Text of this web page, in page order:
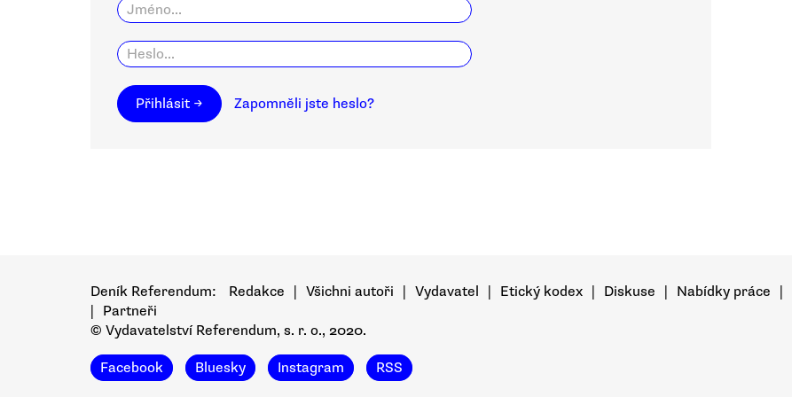
Přihlásit → Zapomněli jste heslo?
Deník Referendum: Redakce Všichni autoři Vydavatel Etický kodex Diskuse Nabídky práce
Partneři
© Vydavatelství Referendum, s. r. o., 2020.
Facebook Bluesky Instagram RSS